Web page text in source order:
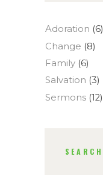
Adoration (6)
Change (8)
Family (6)
Salvation (3)
Sermons (12)
SEARCH